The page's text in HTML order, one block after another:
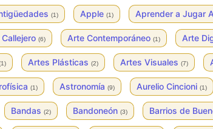
(1) Apple (1) Aprender a Jugar
(6) Arte Contemporáneo (1) Arte
Artes Plásticas (2) Artes Visuales (7)
(1) Astronomía (9) Aurelio Cincioni (1)
Bandas (2) Bandoneón (3) Barrios de